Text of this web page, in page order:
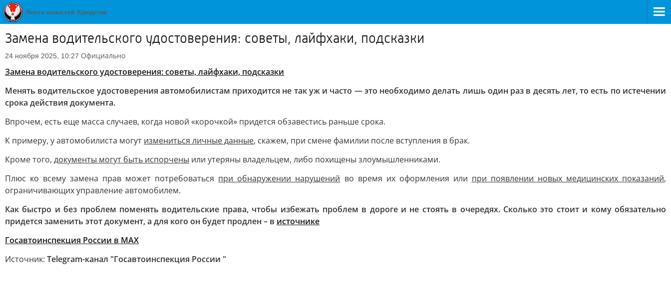
Замена водительского удостоверения: советы, лайфхаки, подсказки
24 ноября 2025, 10:27 Официально
Замена водительского удостоверения: советы, лайфхаки, подсказки
Менять водительское удостоверения автомобилистам приходится не так уж и часто — это необходимо делать лишь один раз в десять лет, то есть по истечении
срока действия документа.
Впрочем, есть еще масса случаев, когда новой «корочкой» придется обзавестись раньше срока.
К примеру, у автомобилиста могут измениться личные данные, скажем, при смене фамилии после вступления в брак.
Кроме того, документы могут быть испорчены или утеряны владельцем, либо похищены злоумышленниками.
Плюс ко всему замена прав может потребоваться при обнаружении нарушений во время их оформления или при появлении новых медицинских показаний,
ограничивающих управление автомобилем.
Как быстро и без проблем поменять водительские права, чтобы избежать проблем в дороге и не стоять в очередях. Сколько это стоит и кому обязательно
придется заменить этот документ, а для кого он будет продлен – в источнике
Госавтоинспекция России в МАХ
Источник: Telegram-канал "Госавтоинспекция России "